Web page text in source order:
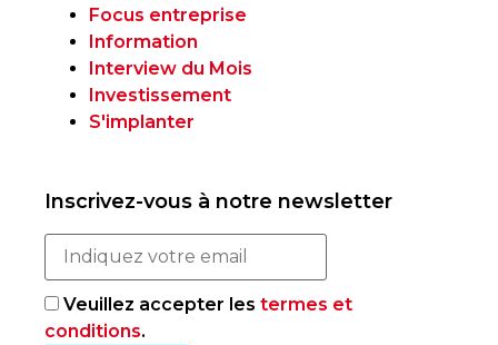
Focus entreprise
Information
Interview du Mois
Investissement
S'implanter
Inscrivez-vous à notre newsletter
Veuillez accepter les termes et
conditions.